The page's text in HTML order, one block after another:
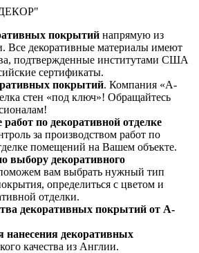
ДЕКОР"
покрытий напрямую из
Все декоративные материалы имеют
подтвержденные институтами США
сертификаты.
покрытий. Компания «А-
стен «под ключ»! Обращайтесь
по декоративной отделке
за производством работ по
помещений на Вашем объекте.
выбору декоративного
вам выбрать нужный тип
определиться с цветом и
отделки.
декоративных покрытий от А-
нанесения декоративных
качества из Англии.